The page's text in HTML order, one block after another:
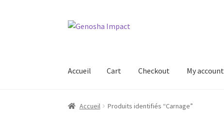
Aller
Aller
Accueil Cart Checkout My account
Accueil Cart Checkout My account Shop
Accueil Produits identifiés “Carnage”